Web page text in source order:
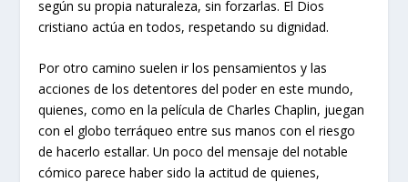
según su propia naturaleza, sin forzarlas. El Dios
cristiano actúa en todos, respetando su dignidad.
Por otro camino suelen ir los pensamientos y las
acciones de los detentores del poder en este mundo,
quienes, como en la película de Charles Chaplin, juegan
con el globo terráqueo entre sus manos con el riesgo
de hacerlo estallar. Un poco del mensaje del notable
cómico parece haber sido la actitud de quienes,